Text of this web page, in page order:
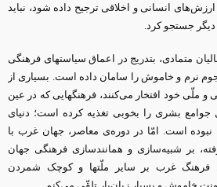
انسانی و اخلاقی ترجیح داده شود، نباید
جستجو کرد.
متمادی، بتدریج در اعماق سیاستهای فرهنگی
نرم و خاموش را سامان داده است. بسیاری از
و ملّی خود افتخار می‌کنند، فرهنگهایی که در عین
جوامع بشری را بخوبی تغذیه کرده است؛ دنیای
نبوده است. امّا در دوره‌ی معاصر، جهان غرب با
بر شبیه‌سازی و همانندسازی فرهنگی جهان
فرهنگ غرب بر سایر ملّتها و کوچک شمردن